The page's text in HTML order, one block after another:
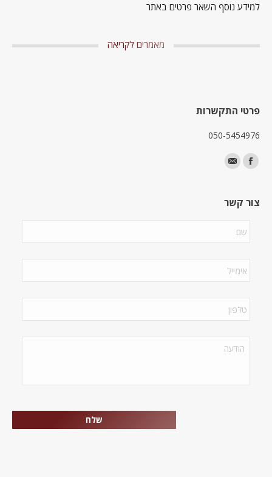
למידע נוסף השאר פרטים באתר
מאמרים לקריאה
פרטי התקשרות
050-5454976
Find us on:
Facebook
Mail
צור קשר